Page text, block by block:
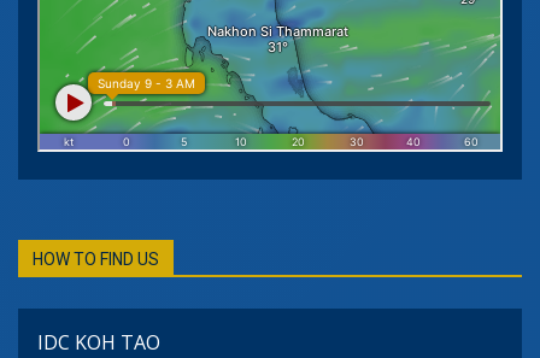
HOW TO FIND US
IDC KOH TAO